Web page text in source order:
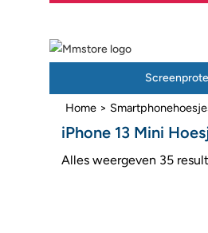
Home >
iPhone 13 Mini
Alles weergeven 35